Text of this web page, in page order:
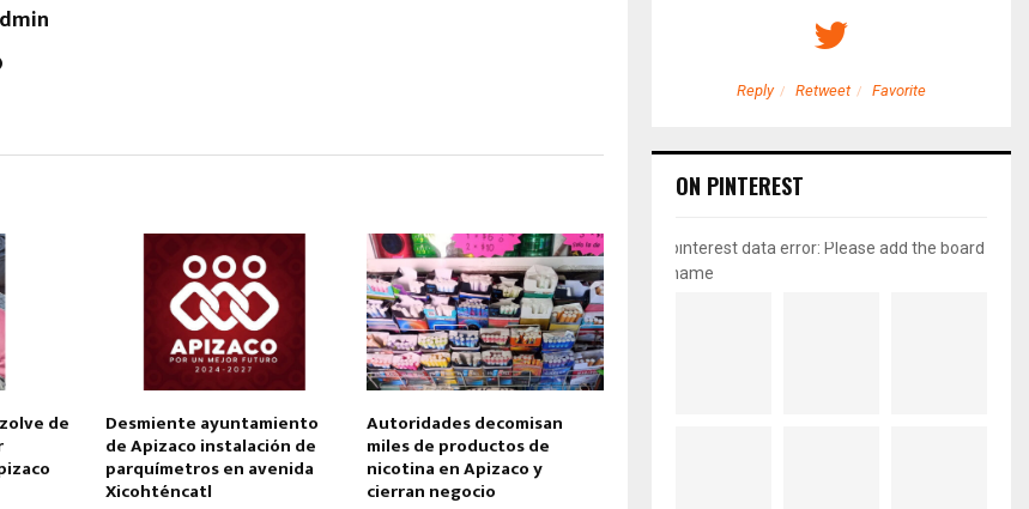
de Desmiente ayuntamiento
de Apizaco instalación de
parquímetros en avenida
Xicohténcatl
Autoridades decomisan
miles de productos de
nicotina en Apizaco y
cierran negocio
Reply Retweet Favorite
ON PINTEREST
pinterest data error: Please add the board
name